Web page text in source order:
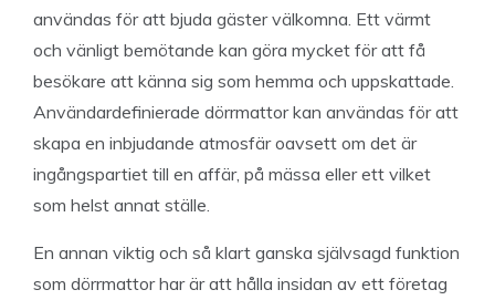
användas för att bjuda gäster välkomna. Ett värmt
och vänligt bemötande kan göra mycket för att få
besökare att känna sig som hemma och uppskattade.
Användardefinierade dörrmattor kan användas för att
skapa en inbjudande atmosfär oavsett om det är
ingångspartiet till en affär, på mässa eller ett vilket
som helst annat ställe.
En annan viktig och så klart ganska självsagd funktion
som dörrmattor har är att hålla insidan av ett företag